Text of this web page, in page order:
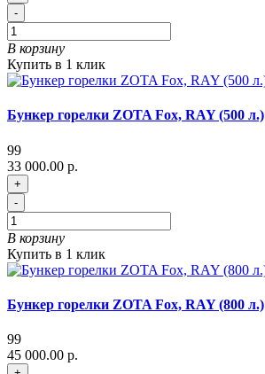
-
В корзину
Купить в 1 клик
Бункер горелки ZOTA Fox, RAY (500 л.)
99
33 000.00 р.
+
-
В корзину
Купить в 1 клик
Бункер горелки ZOTA Fox, RAY (800 л.)
99
45 000.00 р.